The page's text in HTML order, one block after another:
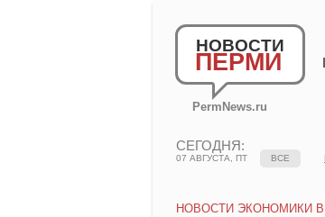
НОВОСТИ
ПЕРМИ
PermNews.ru
СЕГОДНЯ:
07 АВГУСТА, ПТ ВСЕ
НОВОСТИ ЭКОНОМИКИ